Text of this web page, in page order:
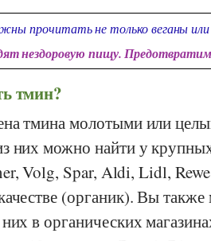
прочитать не только веганы
нездоровую пищу.
тмин?
тмина молотыми или
них можно найти у
,Volg, Spar, Aldi,Lidl, Rewe
(органик). Вы
в органических